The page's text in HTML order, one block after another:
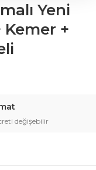
Yeni
Kemer +
değişebilir